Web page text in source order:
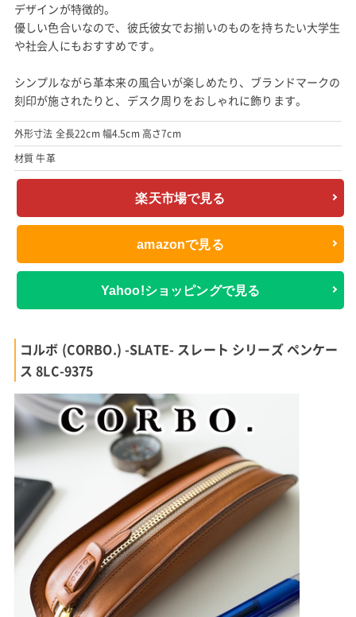
デザインが特徴的。
優しい色合いなので、彼氏彼女でお揃いのものを持ちたい大学生
や社会人にもおすすめです。
シンプルながら革本来の風合いが楽しめたり、ブランドマークの
刻印が施されたりと、デスク周りをおしゃれに飾ります。
外形寸法 全長22cm 幅4.5cm 高さ7cm
材質 牛革
楽天市場で見る
amazonで見る
Yahoo!ショッピングで見る
コルボ (CORBO.) -SLATE- スレート シリーズ ペンケー
ス 8LC-9375